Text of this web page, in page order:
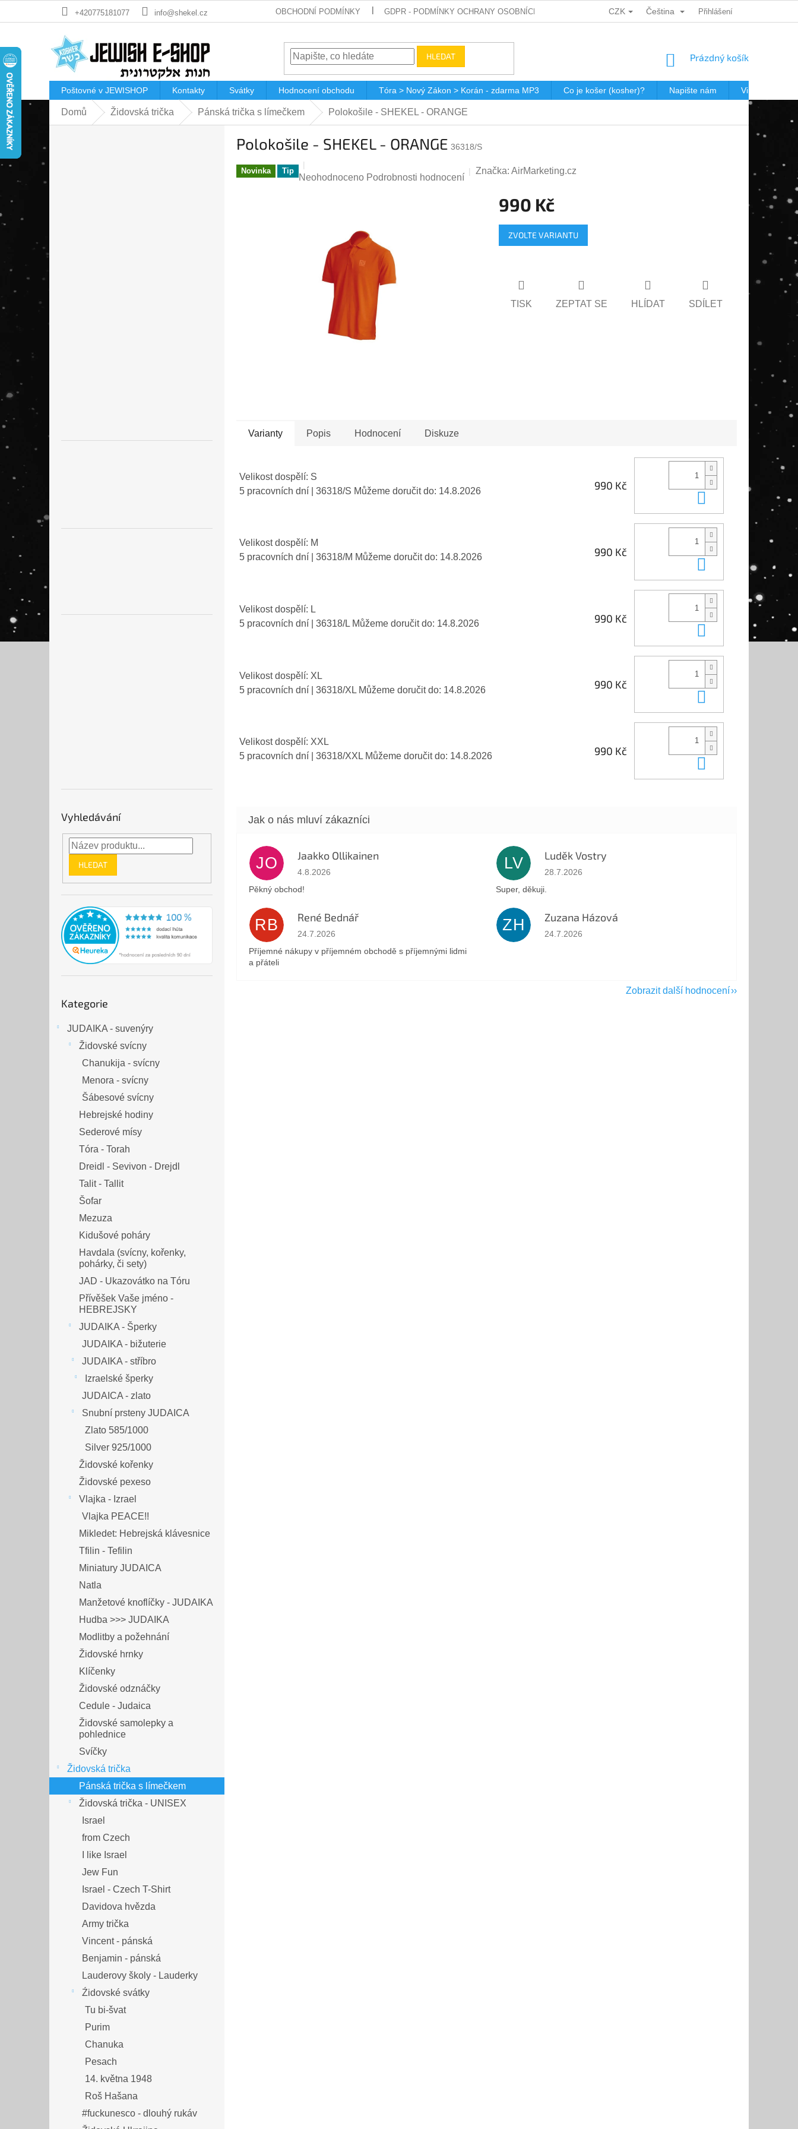
+420775181077 info@shekel.cz OBCHODNÍ PODMÍNKY GDPR - PODMÍNKY OCHRANY OSOBNÍCH ÚDAJŮ DÁRKOVÉ KUPONY POŠTOVNÉ V JEWISHOP
CZK Čeština Přihlášení
HLEDAT
NÁKUPNÍ
Prázdný košík
Poštovné v JEWISHOP Kontakty Svátky Hodnocení obchodu Tóra > Nový Zákon > Korán - zdarma MP3 Co je košer (kosher)? Napište nám Virtualní
Domů Židovská trička Pánská trička s límečkem Polokošile - SHEKEL - ORANGE
Vyhledávání
HLEDAT
kategorie
Kategorie
JUDAIKA - suvenýry
Židovské svícny
Chanukija - svícny
Menora - svícny
Šábesové svícny
Hebrejské hodiny
Sederové mísy
Tóra - Torah
Dreidl - Sevivon - Drejdl
Talit - Tallit
Šofar
Mezuza
Kidušové poháry
Havdala (svícny, kořenky,
pohárky, či sety)
JAD - Ukazovátko na Tóru
Přívěšek Vaše jméno -
HEBREJSKY
JUDAIKA - Šperky
JUDAIKA - bižuterie
JUDAIKA - stříbro
Izraelské šperky
JUDAICA - zlato
Snubní prsteny JUDAICA
Zlato 585/1000
Silver 925/1000
Židovské kořenky
Židovské pexeso
Vlajka - Izrael
Vlajka PEACE!!
Mikledet: Hebrejská klávesnice
Tfilin - Tefilin
Miniatury JUDAICA
Natla
Manžetové knoflíčky - JUDAIKA
Hudba >>> JUDAIKA
Modlitby a požehnání
Židovské hrnky
Klíčenky
Židovské odznáčky
Cedule - Judaica
Židovské samolepky a
pohlednice
Svíčky
Židovská trička
Pánská trička s límečkem
Židovská trička - UNISEX
Israel
from Czech
I like Israel
Jew Fun
Israel - Czech T-Shirt
Davidova hvězda
Army trička
Vincent - pánská
Benjamin - pánská
Lauderovy školy - Lauderky
Źidovské svátky
Tu bi-švat
Purim
Chanuka
Pesach
14. května 1948
Roš Hašana
#fuckunesco - dlouhý rukáv
Polokošile - SHEKEL - ORANGE 36318/S
Novinka Tip
Průměrné
hvězdiček.
Neohodnoceno Podrobnosti hodnocení
Značka: AirMarketing.cz
990 Kč
Měrná
cena:
ZVOLTE VARIANTU
TISK ZEPTAT SE HLÍDAT SDÍLET
Varianty Popis Hodnocení Diskuze
Velikost dospělí: S
5 pracovních dní
| 36318/S Můžeme doručit do: 14.8.2026 990 Kč
Do košíku
Velikost dospělí: M
5 pracovních dní
| 36318/M Můžeme doručit do: 14.8.2026 990 Kč
Do košíku
Velikost dospělí: L
5 pracovních dní
| 36318/L Můžeme doručit do: 14.8.2026 990 Kč
Do košíku
Velikost dospělí: XL
5 pracovních dní
| 36318/XL Můžeme doručit do: 14.8.2026 990 Kč
Velikost dospělí: XXL
5 pracovních dní
| 36318/XXL Můžeme doručit do: 14.8.2026 990 Kč
JO Jaakko Ollikainen
Hodnocení obchodu je 5 z 5 hvězdiček.
4.8.2026
Pěkný obchod!
LV Luděk Vostry
Hodnocení obchodu je 5 z 5 hvězdiček.
28.7.2026
Super, děkuji.
RB René Bednář
Hodnocení obchodu je 5 z 5 hvězdiček.
24.7.2026
Příjemné nákupy v příjemném obchodě s příjemnými lidmi
a přáteli
ZH Zuzana Házová
Hodnocení obchodu je 5 z 5 hvězdiček.
24.7.2026
Zobrazit další hodnocení